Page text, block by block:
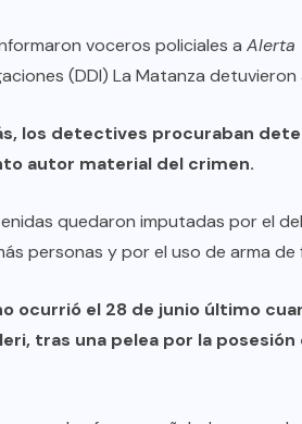
voceros policiales a Alerta
(DDI) La Matanza
los detectives procuraban
autor material del crimen.
quedaron imputadas por el
personas y por el uso de arma de
ocurrió el 28 de junio último
tras una pelea por la